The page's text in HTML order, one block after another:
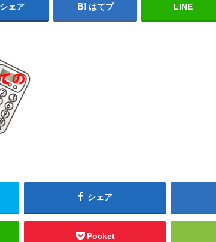
シェア はてブ LINE
シェア
Pocket